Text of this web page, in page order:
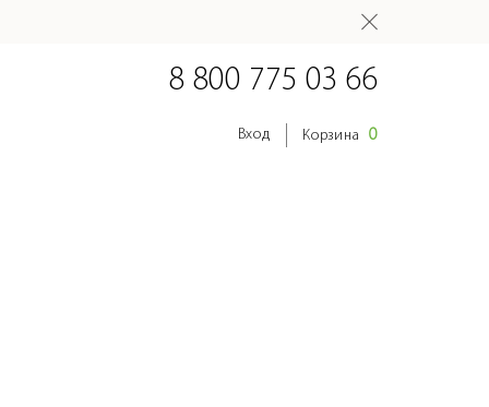
8 800 775 03 66
Вход Корзина 0